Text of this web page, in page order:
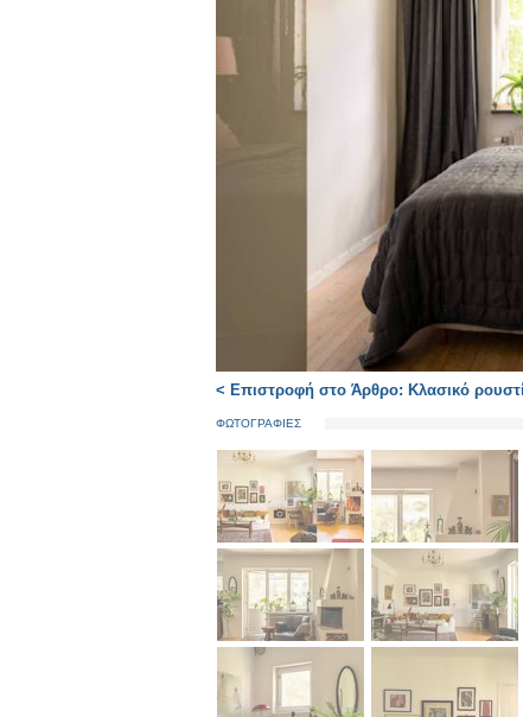
< Επιστροφή στο Άρθρο: Κλασικό
ΦΩΤΟΓΡΑΦΙΕΣ